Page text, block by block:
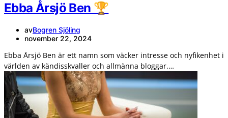
Ebba Årsjö Ben 🏆
avBogren Sjöling
november 22, 2024
Ebba Årsjö Ben är ett namn som väcker intresse och nyfikenhet i
världen av kändisskvaller och allmänna bloggar.…